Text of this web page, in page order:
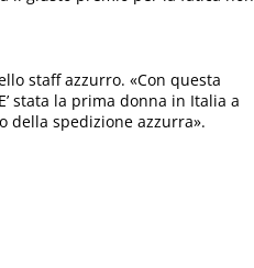
staff azzurro. «Con questa
stata la prima donna in Italia a
della spedizione azzurra».